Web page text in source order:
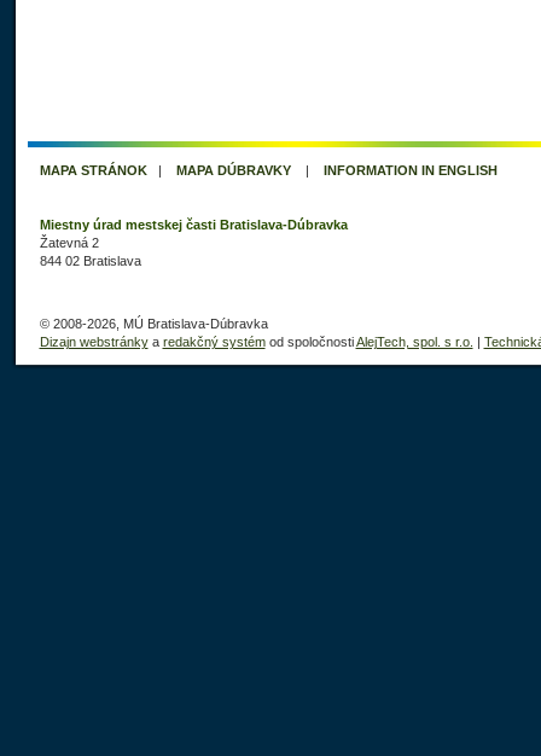
MAPA STRÁNOK| MAPA DÚBRAVKY| INFORMATION IN ENGLISH
Miestny úrad mestskej časti Bratislava-Dúbravka
Žatevná 2
844 02 Bratislava
© 2008-2026, MÚ Bratislava-Dúbravka
Dizajn webstránkya redakčný systémod spoločnostiAlejTech, spol. s r.o. |